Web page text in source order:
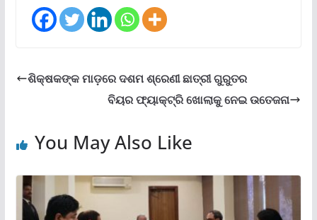
ଶିକ୍ଷକଙ୍କ ମାଡ଼ରେ ଦଶମ ଶ୍ରେଣୀ ଛାତ୍ରୀ ଗୁରୁତର
ବିୟର ଫ୍ୟାକ୍ଟ୍ରି ଖୋଲାକୁ ନେଇ ଉତେଜନା
You May Also Like